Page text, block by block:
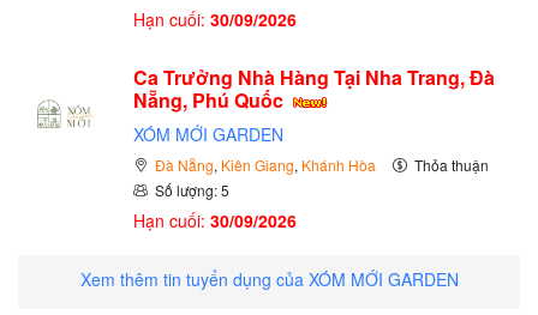
Hạn cuối: 30/09/2026
Ca Trưởng Nhà Hàng Tại Nha Trang, Đà
Nẵng, Phú Quốc
XÓM MỚI GARDEN
Đà Nẵng, Kiên Giang, Khánh Hòa
Thỏa thuận
Số lượng: 5
Hạn cuối: 30/09/2026
Xem thêm tin tuyển dụng của XÓM MỚI GARDEN